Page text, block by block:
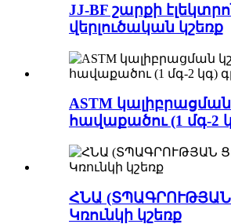
JJ-BF շարքի
վերլուծական կշեռք
ASTM
հավաքածու (1 մգ-2
ՀՆԱ
Կռունկի կշեռք